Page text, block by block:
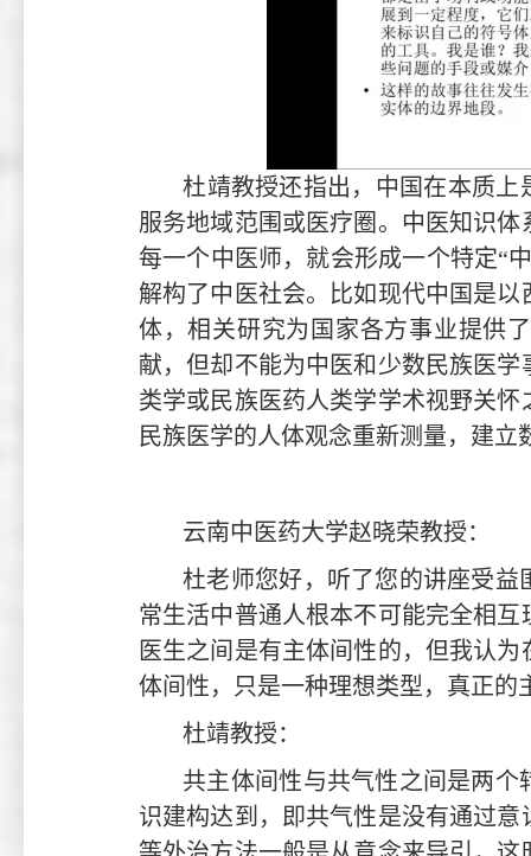
杜靖教授还指出，中国在本质上
服务地域范围或医疗圈。中医知识
每一个中医师，就会形成一个特定“
解构了中医社会。比如现代中国是
体，相关研究为国家各方事业提供
献，但却不能为中医和少数民族医
类学或民族医药人类学学术视野关
民族医学的人体观念重新测量，建立
云南中医药大学赵晓荣教授：
杜老师您好，听了您的讲座受
常生活中普通人根本不可能完全相
医生之间是有主体间性的，但我认
体间性，只是一种理想类型，真正的
杜靖教授：
共主体间性与共气性之间是两
识建构达到，即共气性是没有通过